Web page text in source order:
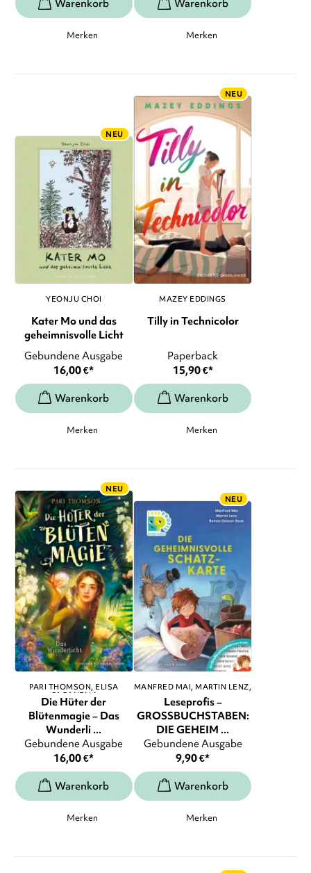
Merken Merken
NEU
YEONJU CHOI
Kater Mo und das
geheimnisvolle Licht
Gebundene Ausgabe
16,00€*
Merken
NEU
MAZEY EDDINGS
Tilly in Technicolor
Paperback
15,90€*
Merken
NEU
PARI THOMSON ELISA
PAGANELLI
Die Hüter der
Blütenmagie – Das
Wunderli ...
Gebundene Ausgabe
16,00€*
Merken
NEU
MANFRED MAI MARTIN LENZ,
...
Leseprofis –
GROSSBUCHSTABEN:
DIE GEHEIM ...
Gebundene Ausgabe
9,90€*
Merken